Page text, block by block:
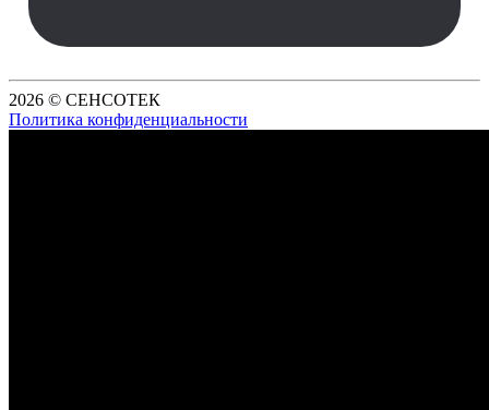
2026 © СЕНСОТЕК
Политика конфиденциальности